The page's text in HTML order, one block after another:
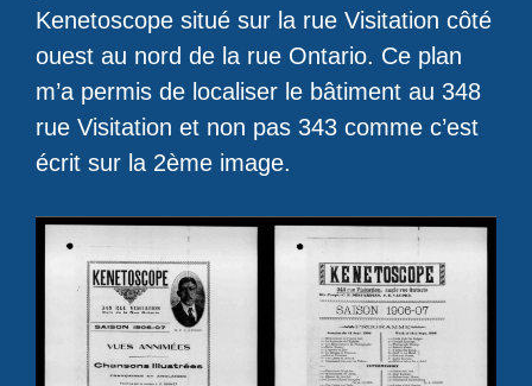
Kenetoscope situé sur la rue Visitation côté
ouest au nord de la rue Ontario. Ce plan
m’a permis de localiser le bâtiment au 348
rue Visitation et non pas 343 comme c’est
écrit sur la 2ème image.